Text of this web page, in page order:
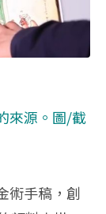
來源。圖/截
術手稿，創